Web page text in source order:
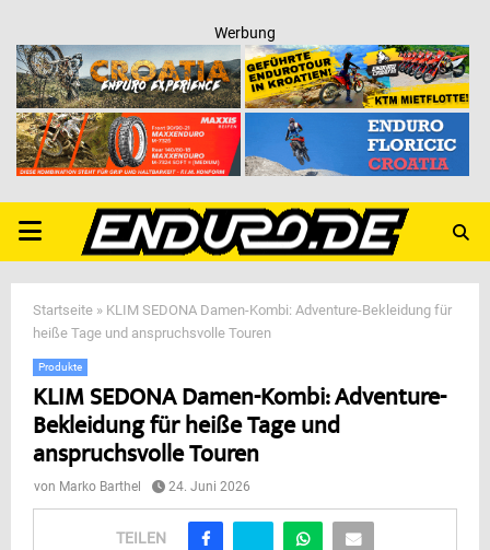
Werbung
PRIMARY
MENU
Startseite » KLIM SEDONA Damen-Kombi: Adventure-Bekleidung für
heiße Tage und anspruchsvolle Touren
Produkte
KLIM SEDONA Damen-Kombi: Adventure-
Bekleidung für heiße Tage und
anspruchsvolle Touren
von Marko Barthel 24. Juni 2026
TEILEN